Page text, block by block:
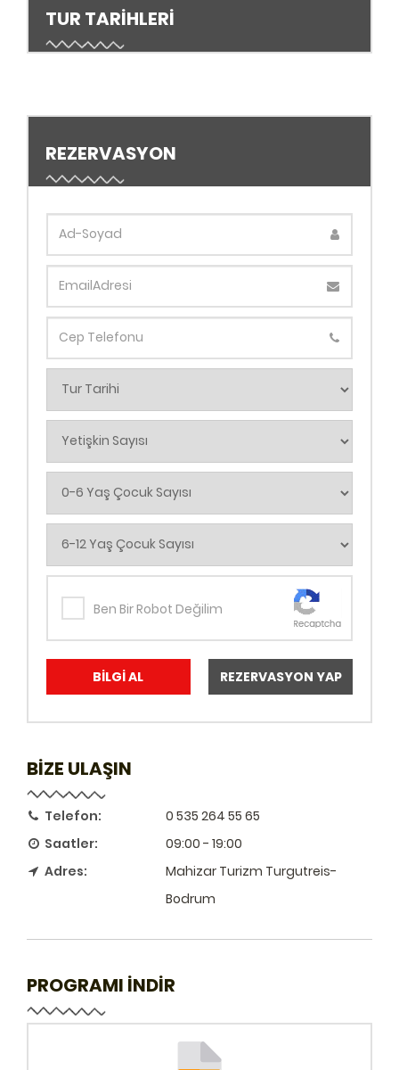
TUR TARİHLERİ
REZERVASYON
Ben Bir Robot Değilim
BİLGİ AL REZERVASYON YAP
BİZE ULAŞIN
Telefon:
0 535 264 55 65
Saatler:
09:00 - 19:00
Adres:
Mahizar Turizm Turgutreis-
Bodrum
PROGRAMI İNDİR